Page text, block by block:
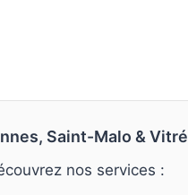
Saint-Malo & Vitré
nos services :